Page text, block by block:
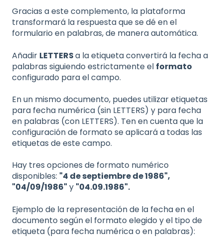
Gracias a este complemento, la plataforma
transformará la respuesta que se dé en el
formulario en palabras, de manera automática.
Añadir LETTERSa la etiqueta convertirá la fecha a
palabras siguiendo estrictamente el formato
configurado para el campo.
En un mismo documento, puedes utilizar etiquetas
para fecha numérica (sin LETTERS) y para fecha
en palabras (con LETTERS). Ten en cuenta que la
configuración de formato se aplicará a todas las
etiquetas de este campo.
Hay tres opciones de formato numérico
disponibles: "4 de septiembre de 1986",
"04/09/1986" y "04.09.1986".
Ejemplo de la representación de la fecha en el
documento según el formato elegido y el tipo de
etiqueta (para fecha numérica o en palabras):